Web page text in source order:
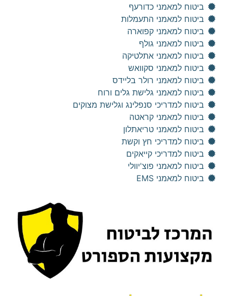
ביטוח למאמני כדורעף
ביטוח למאמני התעמלות
ביטוח למאמני קפוארה
ביטוח למאמני גולף
ביטוח למאמני אתלטיקה
ביטוח למאמני סקוואש
ביטוח למאמני רולר בליידס
ביטוח למאמני גלישת גלים ורוח
ביטוח למדריכי סנפלינג וגלישת מצוקים
ביטוח למאמני קראטה
ביטוח למאמני טריאתלון
ביטוח למדריכי חץ וקשת
ביטוח למדריכי קייאקים
ביטוח למאמני פוצ'יוולי
ביטוח למאמני EMS